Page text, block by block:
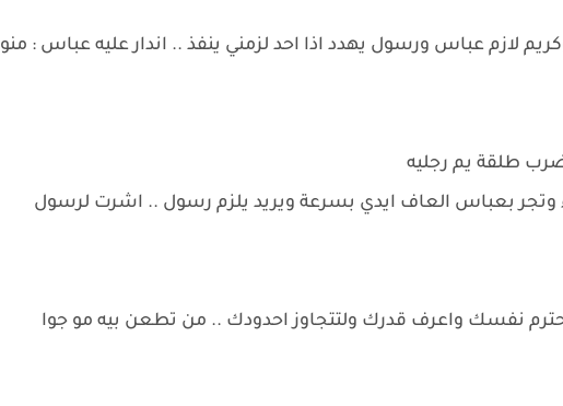
لازم عباس ورسول يهدد اذا احد لزمني ينفذ .. اندار عليه عباس : منو
طلقة يم رجليه
بعباس العاف ايدي بسرعة ويريد يلزم رسول .. اشرت لرسول
نفسك واعرف قدرك ولتتجاوز احدودك .. من تطعن بيه مو جوا